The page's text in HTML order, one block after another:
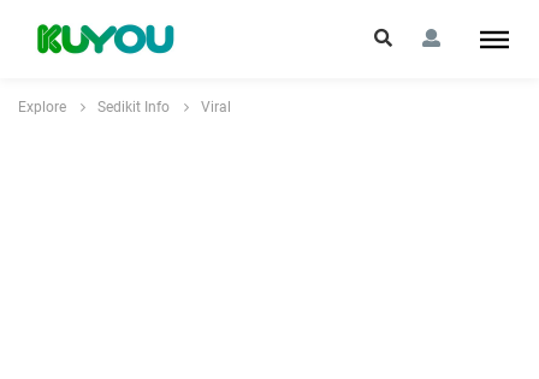
Explore Sedikit Info Viral